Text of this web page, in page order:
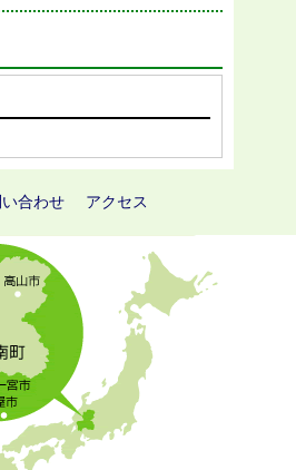
合わせ アクセス